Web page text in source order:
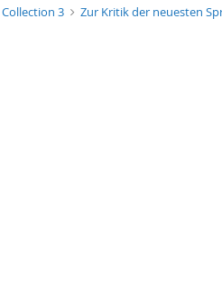
Collection 3 Zur Kritik der neuesten